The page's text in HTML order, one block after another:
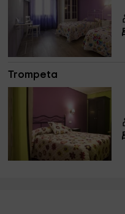
Trompeta